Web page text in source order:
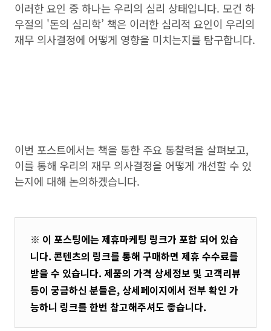
이러한 요인 중 하나는 우리의 심리 상태입니다. 모건 하
우절의 '돈의 심리학’ 책은 이러한 심리적 요인이 우리의
재무 의사결정에 어떻게 영향을 미치는지를 탐구합니다.
이번 포스트에서는 책을 통한 주요 통찰력을 살펴보고,
이를 통해 우리의 재무 의사결정을 어떻게 개선할 수 있
는지에 대해 논의하겠습니다.
※ 이 포스팅에는 제휴마케팅 링크가 포함 되어 있습
니다. 콘텐츠의 링크를 통해 구매하면 제휴 수수료를
받을 수 있습니다. 제품의 가격 상세정보 및 고객리뷰
등이 궁금하신 분들은, 상세페이지에서 전부 확인 가
능하니 링크를 한번 참고해주셔도 좋습니다.